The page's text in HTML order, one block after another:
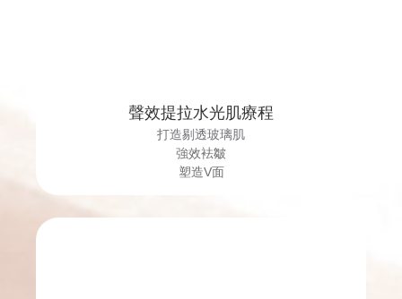
聲效提拉水光肌療程
打造剔透玻璃肌
強效袪皺
塑造V面